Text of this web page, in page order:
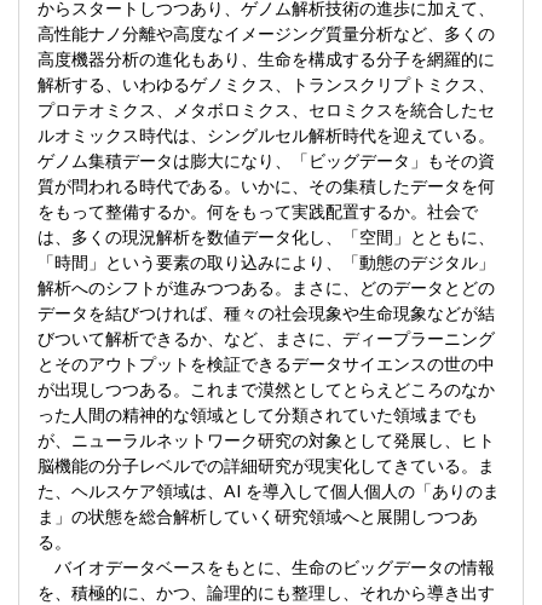
からスタートしつつあり、ゲノム解析技術の進歩に加えて、
高性能ナノ分離や高度なイメージング質量分析など、多くの
高度機器分析の進化もあり、生命を構成する分子を網羅的に
解析する、いわゆるゲノミクス、トランスクリプトミクス、
プロテオミクス、メタボロミクス、セロミクスを統合したセ
ルオミックス時代は、シングルセル解析時代を迎えている。
ゲノム集積データは膨大になり、「ビッグデータ」もその資
質が問われる時代である。いかに、その集積したデータを何
をもって整備するか。何をもって実践配置するか。社会で
は、多くの現況解析を数値データ化し、「空間」とともに、
「時間」という要素の取り込みにより、「動態のデジタル」
解析へのシフトが進みつつある。まさに、どのデータとどの
データを結びつければ、種々の社会現象や生命現象などが結
びついて解析できるか、など、まさに、ディープラーニング
とそのアウトプットを検証できるデータサイエンスの世の中
が出現しつつある。これまで漠然としてとらえどころのなか
った人間の精神的な領域として分類されていた領域までも
が、ニューラルネットワーク研究の対象として発展し、ヒト
脳機能の分子レベルでの詳細研究が現実化してきている。ま
た、ヘルスケア領域は、AI を導入して個人個人の「ありのま
ま」の状態を総合解析していく研究領域へと展開しつつあ
る。
バイオデータベースをもとに、生命のビッグデータの情報
を、積極的に、かつ、論理的にも整理し、それから導き出す